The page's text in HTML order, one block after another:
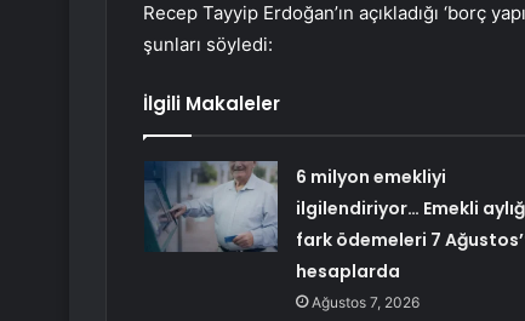
Recep Tayyip Erdoğan’ın açıkladığı ‘borç
şunları söyledi:
İlgili Makaleler
6 milyon emekliyi
ilgilendiriyor… Emekli
fark ödemeleri 7
hesaplarda
Ağustos 7, 2026